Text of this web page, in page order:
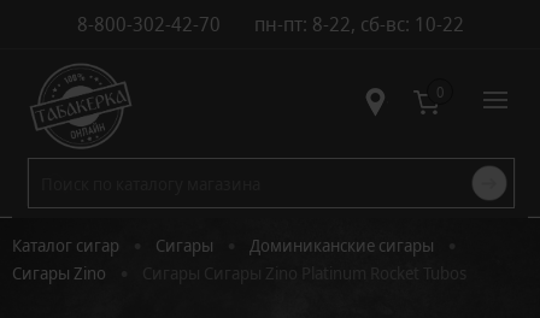
8-800-302-42-70 пн-пт: 8-22, сб-вс: 10-22
Контакты 0
Каталог сигар Сигары Доминиканские сигары
Сигары Zino